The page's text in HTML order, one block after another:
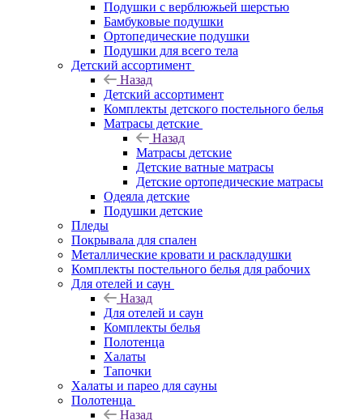
Подушки с верблюжьей шерстью
Бамбуковые подушки
Ортопедические подушки
Подушки для всего тела
Детский ассортимент
Назад
Детский ассортимент
Комплекты детского постельного белья
Матрасы детские
Назад
Матрасы детские
Детские ватные матрасы
Детские ортопедические матрасы
Одеяла детские
Подушки детские
Пледы
Покрывала для спален
Металлические кровати и раскладушки
Комплекты постельного белья для рабочих
Для отелей и саун
Назад
Для отелей и саун
Комплекты белья
Полотенца
Халаты
Тапочки
Халаты и парео для сауны
Полотенца
Назад